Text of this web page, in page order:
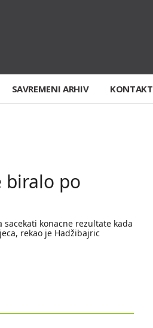
SAVREMENI ARHIV KONTAKT
biralo po
konacne rezultate kada
rekao je Hadžibajric